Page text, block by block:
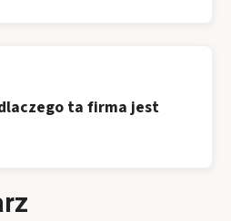
ta firma jest